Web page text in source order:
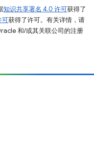
知识共享署名 4.0 许可获得了
可获得了许可。有关详情，请
和/或其关联公司的注册